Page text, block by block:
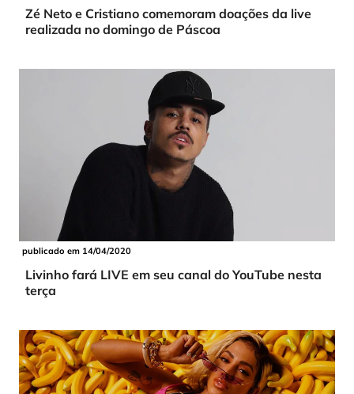
Zé Neto e Cristiano comemoram doações da live
realizada no domingo de Páscoa
publicado em 14/04/2020
Livinho fará LIVE em seu canal do YouTube nesta
terça